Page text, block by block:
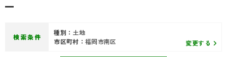
検索条件
種別： 土地
市区町村： 福岡市南区 変更する